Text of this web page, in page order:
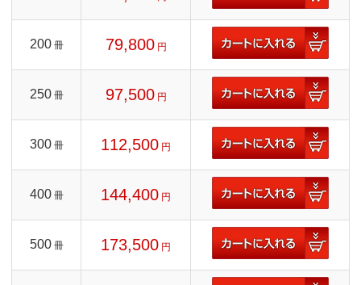
200 冊 79,800 円
250 冊 97,500 円
300 冊 112,500 円
400 冊 144,400 円
500 冊 173,500 円